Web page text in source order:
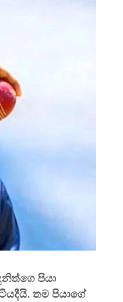
පියා
තම පියාගේ